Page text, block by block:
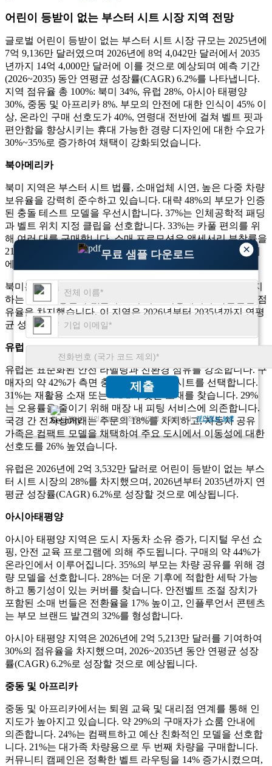
×
무료 샘플 다운로드
제출
고객님의 개인 정보는 완전히 비밀로 보장됩니다.개인정보 보호
어린이 등받이 없는 부스터 시트 시장 지역 전망
글로벌 어린이 등받이 없는 부스터 시트 시장 규모는 2025년에
7억 9,136만 달러였으며 2026년에 8억 4,042만 달러에서 2035
년까지 14억 4,000만 달러에 이를 것으로 예상되며 예측 기간
(2026~2035) 동안 연평균 성장률(CAGR) 6.2%를 나타냅니다.
지역 점유율 총 100%: 북미 34%, 유럽 28%, 아시아 태평양
30%, 중동 및 아프리카 8%. 부모의 안전에 대한 인식이 45% 이
상, 온라인 구매 선호도가 40%, 연령대 전반에 걸쳐 벨트 핏과
편안함을 향상시키는 휴대 가능한 경량 디자인에 대한 수요가
30%~35%로 증가하여 채택이 강화되었습니다.
북아메리카
북미 지역은 부스터 시트 법률, 소매업체 시연, 높은 다중 차량
보유율을 강력히 준수하고 있습니다. 대략 48%의 부모가 인증
된 충돌 테스트 모델을 우선시합니다. 37%는 인체공학적 패딩
과 벨트 위치 지정 클립을 선호합니다. 33%는 카풀 편의를 위
해 여러 대를 구매합니다. 소매 프로모션은 액세서리 부착률을
21% 증가시키는 반면, 온라인 리뷰는 도시 및 교외 가구 전체
에서 최종 구매 결정의 36%에 영향을 미칩니다.
북미는 2026년에 2억 8,574만 달러로 전체 시장의 34%를 차지
하는 어린이 등받이 없는 부스터 시트 시장에서 주목할만한 점
유율을 차지했습니다. 이 지역은 2026년부터 2035년까지 연평
균 성장률(CAGR) 6.2%로 성장할 것으로 예상됩니다.
유럽
유럽은 표준화된 안전 라벨링과 친환경 섬유를 강조합니다. 구
매자의 약 42%가 측면 충격 기능이 있는 시트를 선택합니다.
31%는 재활용 소재 또는 VOC가 낮은 소재를 찾습니다. 29%
는 오용률을 줄이기 위해 매장 내 피팅 서비스에 의존합니다.
국경 간 전자상거래는 주문의 18%를 차지하고, 자동차 공유
가족은 컴팩트 모델을 채택하여 주요 도시에서 이동성에 대한
선호도를 26% 높였습니다.
유럽은 2026년에 2억 3,532만 달러로 어린이 등받이 없는 부스
터 시트 시장의 28%를 차지했으며, 2026년부터 2035년까지 연
평균 성장률(CAGR) 6.2%로 성장할 것으로 예상됩니다.
아시아태평양
아시아 태평양 지역은 도시 자동차 소유 증가, 디지털 우선 쇼
핑, 안전 교육 프로그램에 의해 주도됩니다. 구매의 약 44%가
온라인에서 이루어집니다. 35%의 부모는 차량 공유를 위해 경
량 모델을 선호합니다. 28%는 더운 기후에 적합한 세탁 가능
하고 통기성이 있는 커버를 찾습니다. 안전벨트 조절 장치가
포함된 소매 번들은 전환율을 17% 높이고, 인플루언서 콘텐츠
는 부모 브랜드 발견의 32%를 형성합니다.
아시아 태평양 지역은 2026년에 2억 5,213만 달러를 기여하여
30%의 점유율을 차지했으며, 2026~2035년 동안 연평균 성장
률(CAGR) 6.2%로 성장할 것으로 예상됩니다.
중동 및 아프리카
중동 및 아프리카에서는 퇴원 교육 및 대리점 연계를 통해 인
지도가 높아지고 있습니다. 약 29%의 구매자가 쇼룸 안내에
의존합니다. 24%는 컴팩트하고 예산 친화적인 모델을 선호합
니다. 21%는 대가족 차량용으로 두 번째 차량을 구매합니다.
커뮤니티 캠페인은 정확한 벨트 라우팅을 14% 증가시켰으며,